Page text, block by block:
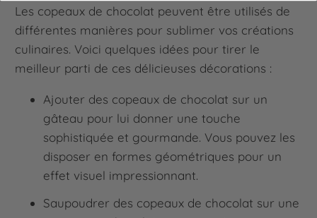
Les copeaux de chocolat peuvent être utilisés de
différentes manières pour sublimer vos créations
culinaires. Voici quelques idées pour tirer le
meilleur parti de ces délicieuses décorations :
Ajouter des copeaux de chocolat sur un
gâteau pour lui donner une touche
sophistiquée et gourmande. Vous pouvez les
disposer en formes géométriques pour un
effet visuel impressionnant.
Saupoudrer des copeaux de chocolat sur une